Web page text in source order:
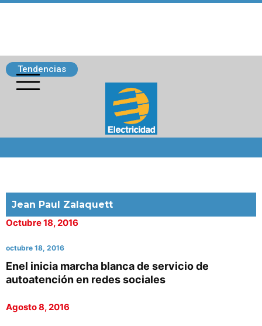
Tendencias
Jean Paul Zalaquett
Octubre 18, 2016
octubre 18, 2016
Enel inicia marcha blanca de servicio de
autoatención en redes sociales
Agosto 8, 2016